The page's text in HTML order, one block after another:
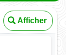
Afficher